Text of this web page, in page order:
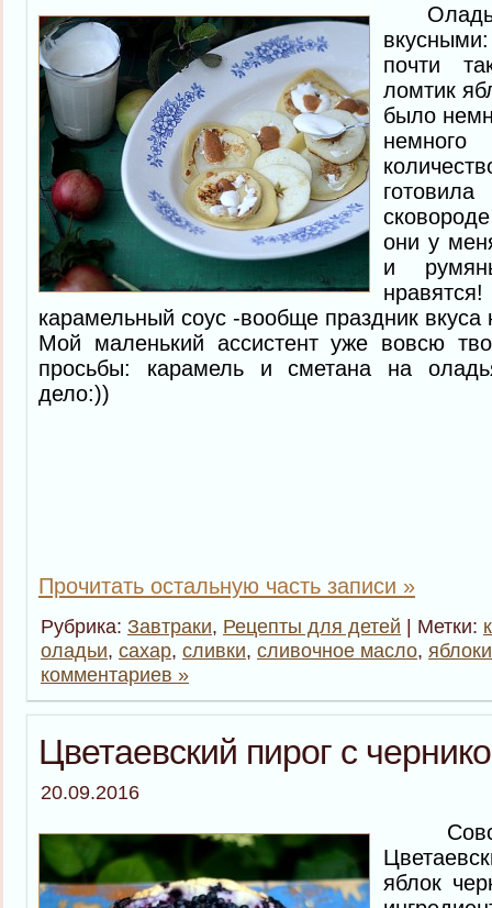
почти
ломтик
было
немного
готовила
они у
и
карамельный соус -вообще праздник вкуса
Мой маленький ассистент уже вовсю
просьбы: карамель и сметана на
дело:))
Прочитать остальную часть записи »
Рубрика: Завтраки, Рецепты для детей | Метки:
оладьи, сахар, сливки, сливочное масло, яблоки
комментариев »
Цветаевский пирог с
20.09.2016
яблок